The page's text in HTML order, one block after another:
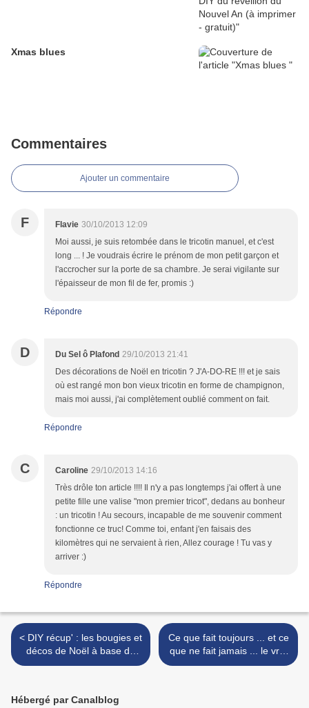
Xmas blues
Commentaires
Ajouter un commentaire
F Flavie 30/10/2013 12:09
Moi aussi, je suis retombée dans le tricotin manuel, et c'est
long ... ! Je voudrais écrire le prénom de mon petit garçon et
l'accrocher sur la porte de sa chambre. Je serai vigilante sur
l'épaisseur de mon fil de fer, promis :)
Répondre
D Du Sel ô Plafond 29/10/2013 21:41
Des décorations de Noël en tricotin ? J'A-DO-RE !!! et je sais
où est rangé mon bon vieux tricotin en forme de champignon,
mais moi aussi, j'ai complètement oublié comment on fait.
Répondre
C Caroline 29/10/2013 14:16
Très drôle ton article !!!! Il n'y a pas longtemps j'ai offert à une
petite fille une valise "mon premier tricot", dedans au bonheur
: un tricotin ! Au secours, incapable de me souvenir comment
fonctionne ce truc! Comme toi, enfant j'en faisais des
kilomètres qui ne servaient à rien, Allez courage ! Tu vas y
arriver :)
Répondre
< DIY récup' : les bougies et
décos de Noël à base de
peaux d'orange
Ce que fait toujours ... et ce
que ne fait jamais ... le vrai
Père Noël >
Hébergé par Canalblog